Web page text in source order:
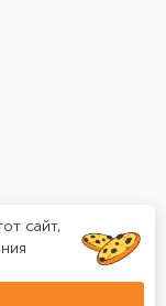
сайт,